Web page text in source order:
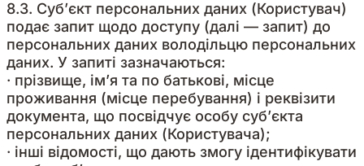
8.3. Суб’єкт персональних даних (Користувач)
подає запит щодо доступу (далі — запит) до
персональних даних володільцю персональних
даних. У запиті зазначаються:
· прізвище, ім’я та по батькові, місце
проживання (місце перебування) і реквізити
документа, що посвідчує особу суб’єкта
персональних даних (Користувача);
· інші відомості, що дають змогу ідентифікувати